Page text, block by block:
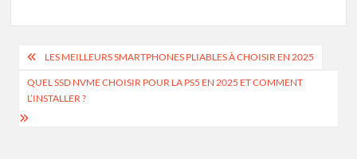
Navigation
de
l’article
LES MEILLEURS SMARTPHONES PLIABLES À CHOISIR EN 2025
QUEL SSD NVME CHOISIR POUR LA PS5 EN 2025 ET COMMENT
L’INSTALLER ?